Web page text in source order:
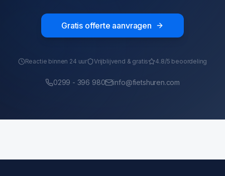
Gratis offerte aanvragen
Reactie binnen 24 uur Vrijblijvend & gratis 4.8/5 beoordeling
0299 - 396 980 info@fietshuren.com